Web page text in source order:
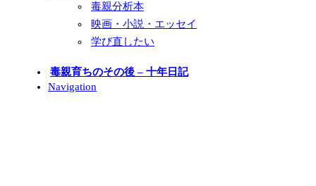
毒親分析本
映画・小説・エッセイ
学び直したい
毒親育ちのその後 – 十年日記
Navigation